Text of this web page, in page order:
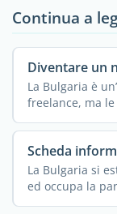
Continua a
Diventare un
La Bulgaria è
freelance, ma
Scheda
La Bulgaria si
ed occupa la